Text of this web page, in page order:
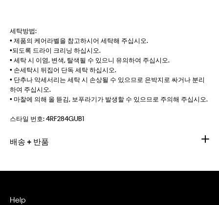
세탁방법:
• 제품의 케어라벨을 참고하시어 세탁해 주십시오.
•되도록 드라이 크리닝 하십시오.
• 세탁 시 이염, 변색, 탈색될 수 있으니 유의하여 주십시오.
• 손세탁시 뒤집어 단독 세탁 하십시오.
• 단추나 악세서리는 세탁 시 손상될 수 있으므로 은박지로 싸거나 분리
하여 주십시오.
• 마찰에 의해 올 뜯김, 보푸라기가 발생할 수 있으므로 주의해 주십시오.
스타일 번호:4RF284GUB1
배송 + 반품
Help